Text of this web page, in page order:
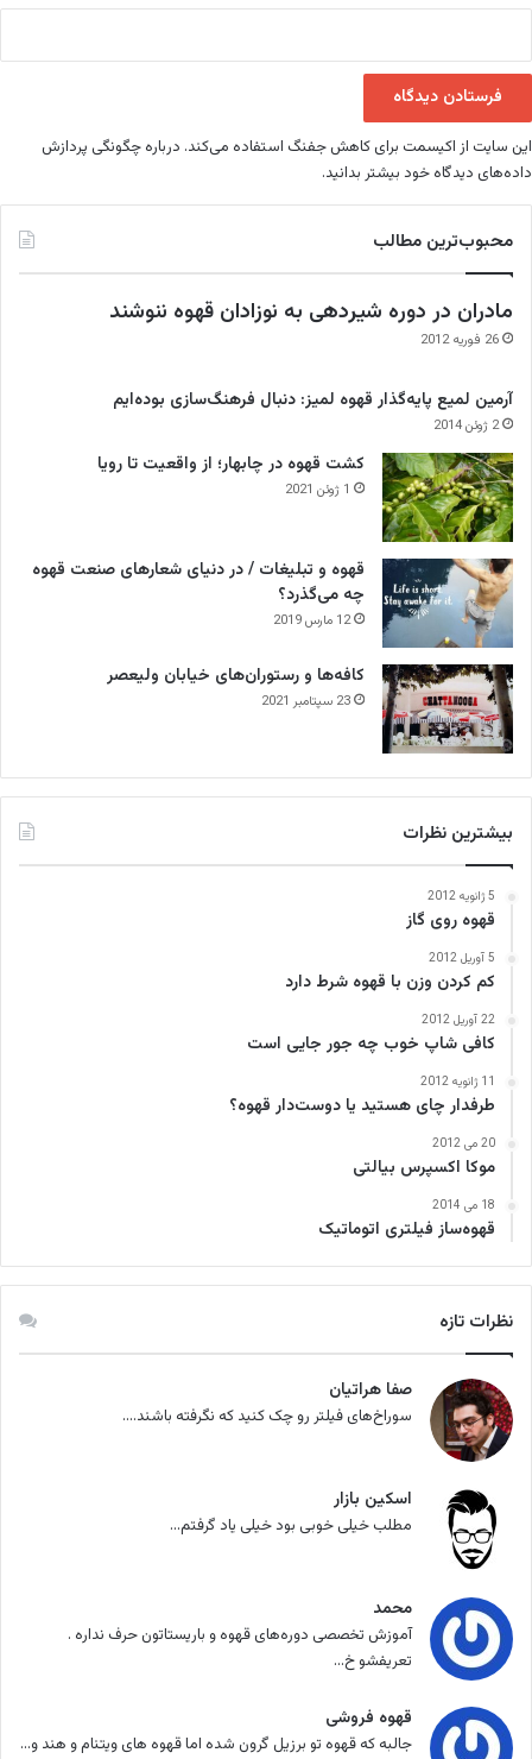
این سایت از اکیسمت برای کاهش جفنگ استفاده می‌کند. درباره چگونگی پردازش
داده‌های دیدگاه خود بیشتر بدانید.
محبوب‌ترین مطالب
مادران در دوره شیردهی به نوزادان قهوه ننوشند
26 فوریه 2012
آرمین لمیع پایه‌گذار قهوه لمیز: دنبال فرهنگ‌سازی بوده‌ایم
2 ژوئن 2014
کشت قهوه در چابهار؛ از واقعیت تا رویا
1 ژوئن 2021
قهوه و تبلیغات / در دنیای شعارهای صنعت قهوه
چه می‌گذرد؟
12 مارس 2019
کافه‌ها و رستوران‌های خیابان ولیعصر
23 سپتامبر 2021
بیشترین نظرات
5 ژانویه 2012
قهوه روی گاز
5 آوریل 2012
کم کردن وزن با قهوه شرط دارد
22 آوریل 2012
کافی‌ شاپ خوب چه جور جایی است
11 ژانویه 2012
طرفدار چای هستید یا دوست‌دار قهوه؟
20 می 2012
موکا اکسپرس بیالتی
18 می 2014
قهوه‌ساز فیلتری اتوماتیک
نظرات تازه
صفا هراتیان
سوراخ‌های فیلتر رو چک کنید که نگرفته باشند....
اسکین بازار
مطلب خیلی خوبی بود خیلی یاد گرفتم...
محمد
آموزش تخصصی دوره‌های قهوه و باریستاتون حرف نداره .
تعریفشو خ...
قهوه فروشی
جالبه که قهوه تو برزیل گرون شده اما قهوه های ویتنام و هند و...